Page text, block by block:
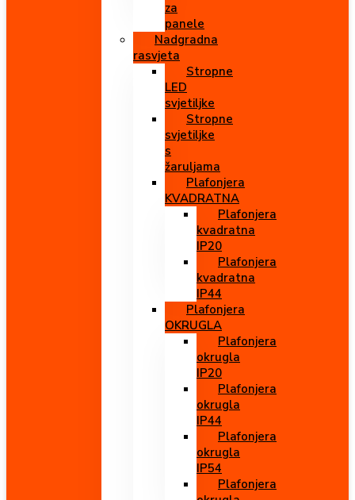
za
panele
Nadgradna
rasvjeta
Stropne
LED
svjetiljke
Stropne
svjetiljke
s
žaruljama
Plafonjera
KVADRATNA
Plafonjera
kvadratna
IP20
Plafonjera
kvadratna
IP44
Plafonjera
OKRUGLA
Plafonjera
okrugla
IP20
Plafonjera
okrugla
IP44
Plafonjera
okrugla
IP54
Plafonjera